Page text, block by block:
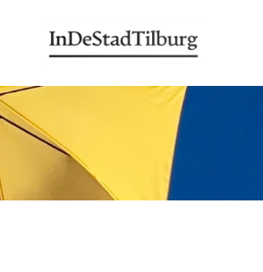
indestadtilburg.nl